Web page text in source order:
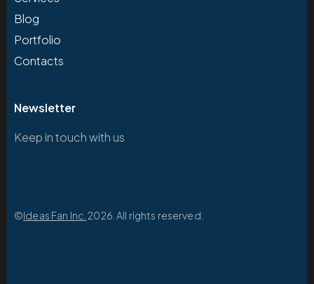
Blog
Portfolio
Contacts
Newsletter
Keep in touch with us
©Ideas Fan Inc. 2026. All rights reserved.